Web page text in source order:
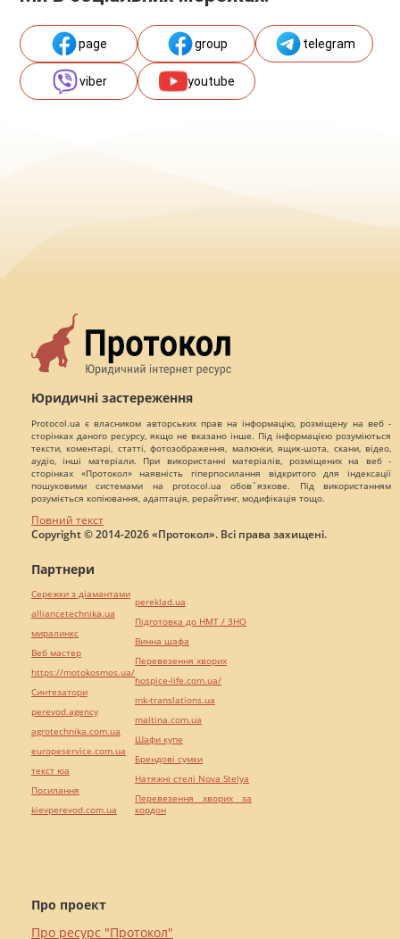
page group telegram
viber youtube
Юридичні застереження
Protocol.ua є власником авторських прав на інформацію, розміщену на веб -
сторінках даного ресурсу, якщо не вказано інше. Під інформацією розуміються
тексти, коментарі, статті, фотозображення, малюнки, ящик-шота, скани, відео,
аудіо, інші матеріали. При використанні матеріалів, розміщених на веб -
сторінках «Протокол» наявність гіперпосилання відкритого для індексації
пошуковими системами на protocol.ua обов`язкове. Під використанням
розуміється копіювання, адаптація, рерайтинг, модифікація тощо.
Повний текст
Copyright © 2014-2026 «Протокол». Всі права захищені.
Про проект
Про ресурс "Протокол"
Партнери
Сережки з діамантами
alliancetechnika.ua
миралинкс
Веб мастер
https://motokosmos.ua/
Синтезатори
perevod.agency
agrotechnika.com.ua
europeservice.com.ua
текст юа
Посилання
kievperevod.com.ua
pereklad.ua
Підготовка до НМТ / ЗНО
Винна шафа
Перевезення хворих
hospice-life.com.ua/
mk-translations.ua
maltina.com.ua
Шафи купе
Брендові сумки
Натяжні стелі Nova Stelya
Перевезення хворих за
кордон